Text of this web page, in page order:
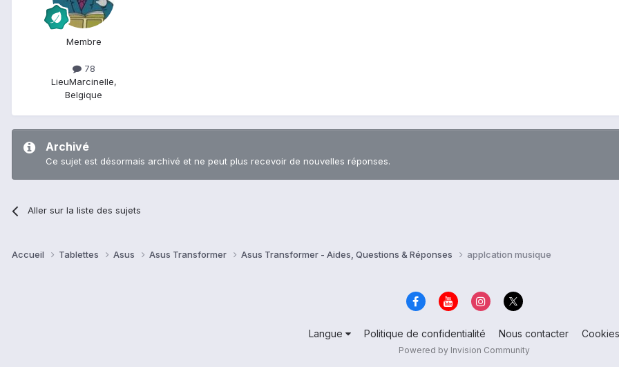
Membre
78
LieuMarcinelle,
Belgique
Archivé
Ce sujet est désormais archivé et ne peut plus recevoir de nouvelles réponses.
Aller sur la liste des sujets
Accueil Tablettes Asus Asus Transformer Asus Transformer - Aides, Questions & Réponses applcation musique
Langue Politique de confidentialité Nous contacter Cookies
Powered by Invision Community